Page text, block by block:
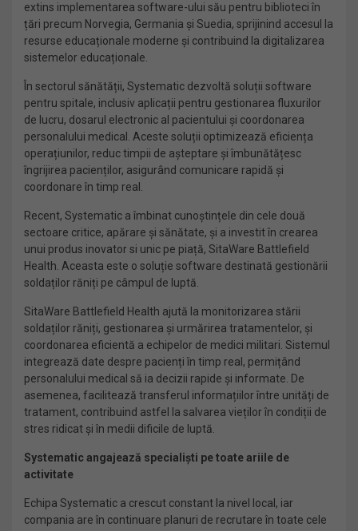
extins implementarea software-ului său pentru biblioteci în
țări precum Norvegia, Germania și Suedia, sprijinind accesul la
resurse educaționale moderne și contribuind la digitalizarea
sistemelor educaționale.
În sectorul sănătății, Systematic dezvoltă soluții software
pentru spitale, inclusiv aplicații pentru gestionarea fluxurilor
de lucru, dosarul electronic al pacientului și coordonarea
personalului medical. Aceste soluții optimizează eficiența
operațiunilor, reduc timpii de așteptare și îmbunătățesc
îngrijirea pacienților, asigurând comunicare rapidă și
coordonare în timp real.
Recent, Systematic a îmbinat cunoștințele din cele două
sectoare critice, apărare și sănătate, și a investit în crearea
unui produs inovator si unic pe piață, SitaWare Battlefield
Health. Aceasta este o soluție software destinată gestionării
soldaților răniți pe câmpul de luptă.
SitaWare Battlefield Health ajută la monitorizarea stării
soldaților răniți, gestionarea și urmărirea tratamentelor, și
coordonarea eficientă a echipelor de medici militari. Sistemul
integrează date despre pacienți în timp real, permițând
personalului medical să ia decizii rapide și informate. De
asemenea, facilitează transferul informațiilor între unități de
tratament, contribuind astfel la salvarea vieților în condiții de
stres ridicat și în medii dificile de luptă.
Systematic angajează specialiști pe toate ariile de
activitate
Echipa Systematic a crescut constant la nivel local, iar
compania are în continuare planuri de recrutare în toate cele